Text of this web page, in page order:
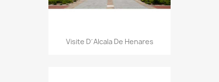
Visite D´Alcala De Henares